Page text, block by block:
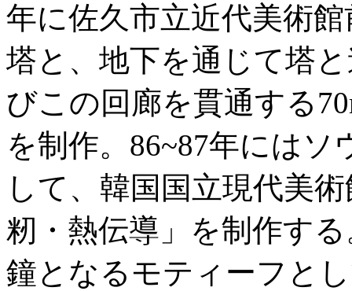
年に佐久市立近代美術
塔と、地下を通じて塔
びこの回廊を貫通する
を制作。86~87年には
して、韓国国立現代美
籾・熱伝導」を制作す
鐘となるモティーフと